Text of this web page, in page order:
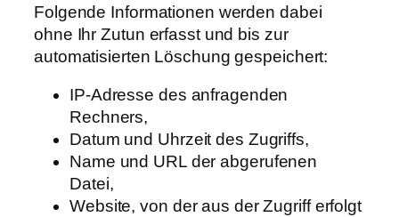
Folgende Informationen werden dabei
ohne Ihr Zutun erfasst und bis zur
automatisierten Löschung gespeichert:
IP-Adresse des anfragenden
Rechners,
Datum und Uhrzeit des Zugriffs,
Name und URL der abgerufenen
Datei,
Website, von der aus der Zugriff erfolgt